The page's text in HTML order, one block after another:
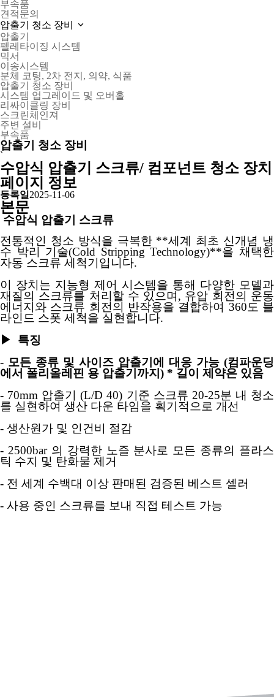
부속품
견적문의
압출기 청소 장비
압출기
펠레타이징 시스템
믹서
이송시스템
분체 코팅, 2차 전지, 의약, 식품
압출기 청소 장비
시스템 업그레이드 및 오버홀
리싸이클링 장비
스크린체인져
주변 설비
부속품
압출기 청소 장비
`
수압식 압출기 스크류/ 컴포넌트 청소 장치
페이지 정보
등록일 2025-11-06
본문
수압식 압출기 스크류
전통적인 청소 방식을 극복한**세계 최초 신개념 냉
수 박리 기술(Cold Stripping Technology)**을 채택한
자동 스크류 세척기입니다.
이 장치는 지능형 제어 시스템을 통해 다양한 모델과
재질의 스크류를 처리할 수 있으며 , 유압 회전의 운동
에너지와 스크류 회전의 반작용을 결합하여 360도 블
라인드 스폿 세척을 실현합니다.
▶ 특징
- 모든 종류 및 사이즈 압출기에 대응 가능 (컴파운딩
에서 폴리올레핀 용 압출기까지) * 길이 제약은 있음
- 70mm 압출기 (L/D 40) 기준 스크류 20-25분 내 청소
를 실현하여 생산 다운 타임을 획기적으로 개선
- 생산원가 및 인건비 절감
- 2500bar 의 강력한 노즐 분사로 모든 종류의 플라스
틱 수지 및 탄화물 제거
- 전 세계 수백대 이상 판매된 검증된 베스트 셀러
- 사용 중인 스크류를 보내 직접 테스트 가능